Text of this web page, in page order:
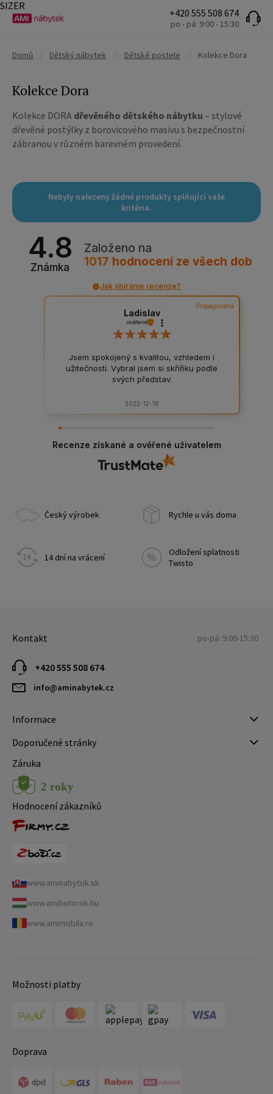
+420 555 508 674
po - pá: 9:00 - 15:30
Domů Dětský nábytek Dětské postele Kolekce Dora
Kolekce Dora
Kolekce DORA dřevěného dětského nábytku – stylové
dřevěné postýlky z borovicového masivu s bezpečnostní
zábranou v různém barevném provedení.
Nebyly nalezeny žádné produkty splňující vaše
kritéria.
4.8
Známka
Založeno na
1017 hodnocení ze všech dob
Jak sbíráme recenze?
Propagovaná
Ladislav
ověřené
Jsem spokojený s kvalitou, vzhledem i
užitečností. Vybral jsem si skříňku podle
svých představ.
2022-12-18
Recenze získané a ověřené uživatelem
Český výrobek Rychle u vás doma
14 dní na vrácení
Odložení splatnosti
Twisto
Kontakt po-pá: 9:00-15:30
+420 555 508 674
info@aminabytek.cz
Informace
Doporučené stránky
Záruka
Hodnocení zákazníků
www.aminabytok.sk
www.amibutorok.hu
www.amimobila.ro
Možnosti platby
Doprava
SIZER